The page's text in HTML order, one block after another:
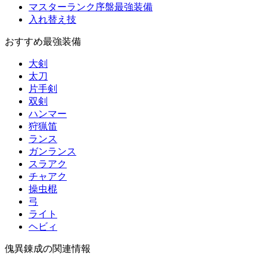
マスターランク序盤最強装備
入れ替え技
おすすめ最強装備
大剣
太刀
片手剣
双剣
ハンマー
狩猟笛
ランス
ガンランス
スラアク
チャアク
操虫棍
弓
ライト
ヘビィ
傀異錬成の関連情報